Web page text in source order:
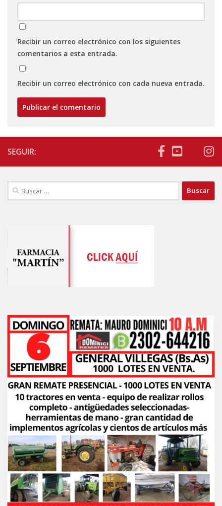
Recibir un correo electrónico con los siguientes
comentarios a esta entrada.
Recibir un correo electrónico con cada nueva entrada.
SEGUIR:
Buscar: